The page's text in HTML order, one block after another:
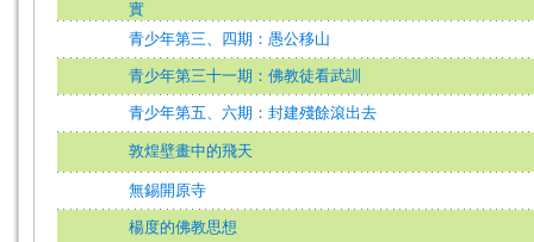
實
青少年第三、四期：愚公移山
青少年第三十一期：佛教徒看武訓
青少年第五、六期：封建殘餘滾出去
敦煌壁畫中的飛天
無錫開原寺
楊度的佛教思想